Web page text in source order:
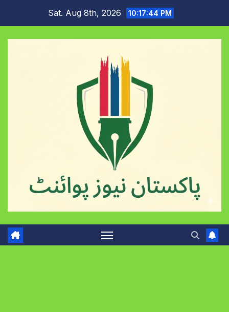
content
Sat. Aug 8th, 2026 10:17:45 PM